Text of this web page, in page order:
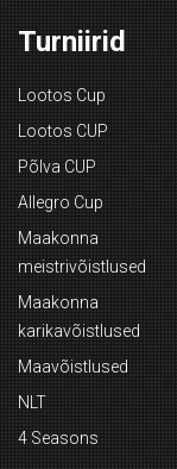
Turniirid
Lootos Cup
Lootos CUP
Põlva CUP
Allegro Cup
Maakonna
meistrivõistlused
Maakonna
karikavõistlused
Maavõistlused
NLT
4 Seasons